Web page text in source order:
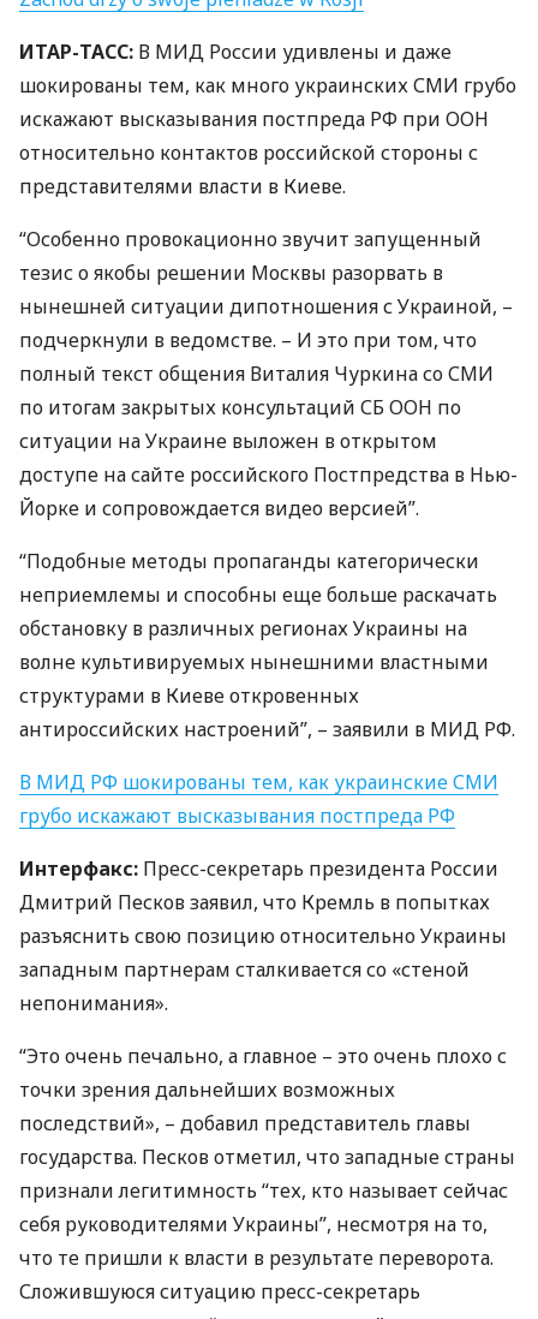
ИТАР-ТАСС: В МИД России удивлены и даже
шокированы тем, как много украинскихСМИ грубо
искажают высказывания постпреда РФ при ООН
относительно контактов российской стороны с
представителями власти в Киеве.
“Особенно провокационно звучит запущенный
тезис о якобы решении Москвы разорвать в
нынешней ситуации дипотношения с Украиной, –
подчеркнули в ведомстве. – И это при том, что
полный текст общения Виталия Чуркина соСМИ
по итогам закрытых консультаций СБООН по
ситуации на Украине выложен в открытом
доступе на сайте российского Постпредства в Нью-
Йорке и сопровождается видео версией”.
“Подобные методы пропаганды категорически
неприемлемы и способны еще больше раскачать
обстановку в различных регионах Украины на
волне культивируемых нынешними властными
структурами в Киеве откровенных
антироссийских настроений”, – заявили в МИД РФ.
В МИД РФ шокированы тем, как украинскиеСМИ
грубо искажают высказывания постпреда РФ
Интерфакс: Пресс-секретарь президента России
Дмитрий Песков заявил, что Кремль в попытках
разъяснить свою позицию относительно Украины
западным партнерам сталкивается со «стеной
непонимания».
“Это очень печально, а главное – это очень плохо с
точки зрения дальнейших возможных
последствий», – добавил представитель главы
государства. Песков отметил, что западные страны
признали легитимность “тех, кто называет сейчас
себя руководителями Украины”, несмотря на то,
что те пришли к власти в результате переворота.
Сложившуюся ситуацию пресс-секретарь